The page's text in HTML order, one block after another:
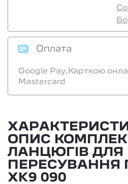
Оплата
Google Pay, Карткою
Mastercard
ОПИС
ЛАНЦЮГІВ ДЛЯ
ПЕРЕСУВАННЯ
XK9 090